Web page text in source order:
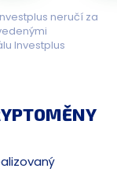
neručí za
Investplus